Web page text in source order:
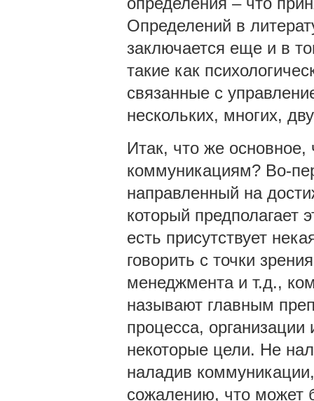
Определений в
заключается еще и в
такие как
связанные с
нескольких, многих,
Итак, что же
коммуникациям? Во-
направленный на
который предполагает
есть присутствует
говорить с точки
менеджмента и т.д.,
называют главным
процесса, организации
некоторые цели. Не
наладив
сожалению, что может